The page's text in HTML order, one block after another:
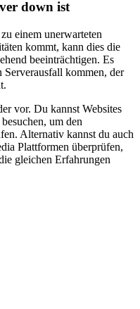
down ist
einem unerwarteten
kommt, kann dies die
beeinträchtigen. Es
Serverausfall kommen, der
vor. Du kannst Websites
besuchen, um den
Alternativ kannst du auch
Plattformen überprüfen,
gleichen Erfahrungen